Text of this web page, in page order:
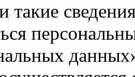
такие